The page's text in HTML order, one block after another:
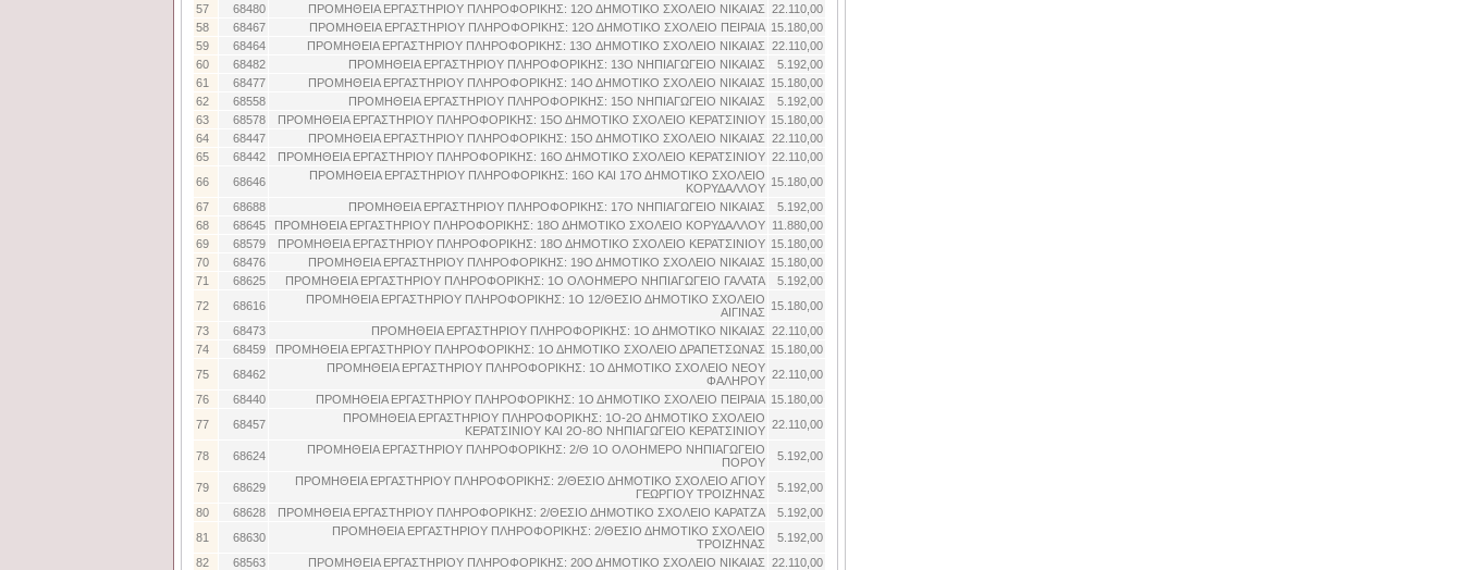
57
68480 ΠΡΟΜΗΘΕΙΑ ΕΡΓΑΣΤΗΡΙΟΥ ΠΛΗΡΟΦΟΡΙΚΗΣ: 12Ο ΔΗΜΟΤΙΚΟ ΣΧΟΛΕΙΟ ΝΙΚΑΙΑΣ 22.110,00
58
68467 ΠΡΟΜΗΘΕΙΑ ΕΡΓΑΣΤΗΡΙΟΥ ΠΛΗΡΟΦΟΡΙΚΗΣ: 12Ο ΔΗΜΟΤΙΚΟ ΣΧΟΛΕΙΟ ΠΕΙΡΑΙΑ 15.180,00
59
68464 ΠΡΟΜΗΘΕΙΑ ΕΡΓΑΣΤΗΡΙΟΥ ΠΛΗΡΟΦΟΡΙΚΗΣ: 13O ΔΗΜΟΤΙΚΟ ΣΧΟΛΕΙΟ ΝΙΚΑΙΑΣ 22.110,00
60
68482 ΠΡΟΜΗΘΕΙΑ ΕΡΓΑΣΤΗΡΙΟΥ ΠΛΗΡΟΦΟΡΙΚΗΣ: 13O ΝΗΠΙΑΓΩΓΕΙΟ ΝΙΚΑΙΑΣ
5.192,00
61
68477 ΠΡΟΜΗΘΕΙΑ ΕΡΓΑΣΤΗΡΙΟΥ ΠΛΗΡΟΦΟΡΙΚΗΣ: 14Ο ΔΗΜΟΤΙΚΟ ΣΧΟΛΕΙΟ ΝΙΚΑΙΑΣ 15.180,00
62
68558 ΠΡΟΜΗΘΕΙΑ ΕΡΓΑΣΤΗΡΙΟΥ ΠΛΗΡΟΦΟΡΙΚΗΣ: 15O ΝΗΠΙΑΓΩΓΕΙΟ ΝΙΚΑΙΑΣ
5.192,00
63
68578 ΠΡΟΜΗΘΕΙΑ ΕΡΓΑΣΤΗΡΙΟΥ ΠΛΗΡΟΦΟΡΙΚΗΣ: 15Ο ΔΗΜΟΤΙΚΟ ΣΧΟΛΕΙΟ ΚΕΡΑΤΣΙΝΙΟΥ 15.180,00
64
68447 ΠΡΟΜΗΘΕΙΑ ΕΡΓΑΣΤΗΡΙΟΥ ΠΛΗΡΟΦΟΡΙΚΗΣ: 15Ο ΔΗΜΟΤΙΚΟ ΣΧΟΛΕΙΟ ΝΙΚΑΙΑΣ 22.110,00
65
68442 ΠΡΟΜΗΘΕΙΑ ΕΡΓΑΣΤΗΡΙΟΥ ΠΛΗΡΟΦΟΡΙΚΗΣ: 16Ο ΔΗΜΟΤΙΚΟ ΣΧΟΛΕΙΟ ΚΕΡΑΤΣΙΝΙΟΥ 22.110,00
66
68646
ΠΡΟΜΗΘΕΙΑ ΕΡΓΑΣΤΗΡΙΟΥ ΠΛΗΡΟΦΟΡΙΚΗΣ: 16Ο ΚΑΙ 17Ο ΔΗΜΟΤΙΚΟ ΣΧΟΛΕΙΟ
ΚΟΡΥΔΑΛΛΟΥ 15.180,00
67
68688 ΠΡΟΜΗΘΕΙΑ ΕΡΓΑΣΤΗΡΙΟΥ ΠΛΗΡΟΦΟΡΙΚΗΣ: 17O ΝΗΠΙΑΓΩΓΕΙΟ ΝΙΚΑΙΑΣ
5.192,00
68
68645 ΠΡΟΜΗΘΕΙΑ ΕΡΓΑΣΤΗΡΙΟΥ ΠΛΗΡΟΦΟΡΙΚΗΣ: 18Ο ΔΗΜΟΤΙΚΟ ΣΧΟΛΕΙΟ ΚΟΡΥΔΑΛΛΟΥ 11.880,00
69
68579 ΠΡΟΜΗΘΕΙΑ ΕΡΓΑΣΤΗΡΙΟΥ ΠΛΗΡΟΦΟΡΙΚΗΣ: 18Ο ΔΗΜΟΤΙΚΟ ΣΧΟΛΕΙΟ ΚΕΡΑΤΣΙΝΙΟΥ 15.180,00
70
68476 ΠΡΟΜΗΘΕΙΑ ΕΡΓΑΣΤΗΡΙΟΥ ΠΛΗΡΟΦΟΡΙΚΗΣ: 19Ο ΔΗΜΟΤΙΚΟ ΣΧΟΛΕΙΟ ΝΙΚΑΙΑΣ 15.180,00
71
68625 ΠΡΟΜΗΘΕΙΑ ΕΡΓΑΣΤΗΡΙΟΥ ΠΛΗΡΟΦΟΡΙΚΗΣ: 1O ΟΛΟΗΜΕΡΟ ΝΗΠΙΑΓΩΓΕΙΟ ΓΑΛΑΤΑ
5.192,00
72
68616
ΠΡΟΜΗΘΕΙΑ ΕΡΓΑΣΤΗΡΙΟΥ ΠΛΗΡΟΦΟΡΙΚΗΣ: 1Ο 12/ΘΕΣΙΟ ΔΗΜΟΤΙΚΟ ΣΧΟΛΕΙΟ
ΑΙΓΙΝΑΣ 15.180,00
73
68473 ΠΡΟΜΗΘΕΙΑ ΕΡΓΑΣΤΗΡΙΟΥ ΠΛΗΡΟΦΟΡΙΚΗΣ: 1Ο ΔΗΜΟΤΙΚΟ ΝΙΚΑΙΑΣ 22.110,00
74
68459 ΠΡΟΜΗΘΕΙΑ ΕΡΓΑΣΤΗΡΙΟΥ ΠΛΗΡΟΦΟΡΙΚΗΣ: 1Ο ΔΗΜΟΤΙΚΟ ΣΧΟΛΕΙΟ ΔΡΑΠΕΤΣΩΝΑΣ 15.180,00
75
68462
ΠΡΟΜΗΘΕΙΑ ΕΡΓΑΣΤΗΡΙΟΥ ΠΛΗΡΟΦΟΡΙΚΗΣ: 1Ο ΔΗΜΟΤΙΚΟ ΣΧΟΛΕΙΟ ΝΕΟΥ
ΦΑΛΗΡΟΥ 22.110,00
76
68440 ΠΡΟΜΗΘΕΙΑ ΕΡΓΑΣΤΗΡΙΟΥ ΠΛΗΡΟΦΟΡΙΚΗΣ: 1Ο ΔΗΜΟΤΙΚΟ ΣΧΟΛΕΙΟ ΠΕΙΡΑΙΑ 15.180,00
77
68457
ΠΡΟΜΗΘΕΙΑ ΕΡΓΑΣΤΗΡΙΟΥ ΠΛΗΡΟΦΟΡΙΚΗΣ: 1Ο-2Ο ΔΗΜΟΤΙΚΟ ΣΧΟΛΕΙΟ
ΚΕΡΑΤΣΙΝΙΟΥ ΚΑΙ 2Ο-8Ο ΝΗΠΙΑΓΩΓΕΙΟ ΚΕΡΑΤΣΙΝΙΟΥ 22.110,00
78 68624
ΠΡΟΜΗΘΕΙΑ ΕΡΓΑΣΤΗΡΙΟΥ ΠΛΗΡΟΦΟΡΙΚΗΣ: 2/Θ 1Ο ΟΛΟΗΜΕΡΟ ΝΗΠΙΑΓΩΓΕΙΟ
ΠΟΡΟΥ
5.192,00
79 68629
ΠΡΟΜΗΘΕΙΑ ΕΡΓΑΣΤΗΡΙΟΥ ΠΛΗΡΟΦΟΡΙΚΗΣ: 2/ΘΕΣΙΟ ΔΗΜΟΤΙΚΟ ΣΧΟΛΕΙΟ ΑΓΙΟΥ
ΓΕΩΡΓΙΟΥ ΤΡΟΙΖΗΝΑΣ
5.192,00
80
68628 ΠΡΟΜΗΘΕΙΑ ΕΡΓΑΣΤΗΡΙΟΥ ΠΛΗΡΟΦΟΡΙΚΗΣ: 2/ΘΕΣΙΟ ΔΗΜΟΤΙΚΟ ΣΧΟΛΕΙΟ ΚΑΡΑΤΖΑ
5.192,00
81
68630
ΠΡΟΜΗΘΕΙΑ ΕΡΓΑΣΤΗΡΙΟΥ ΠΛΗΡΟΦΟΡΙΚΗΣ: 2/ΘΕΣΙΟ ΔΗΜΟΤΙΚΟ ΣΧΟΛΕΙΟ
ΤΡΟΙΖΗΝΑΣ
5.192,00
82
68563 ΠΡΟΜΗΘΕΙΑ ΕΡΓΑΣΤΗΡΙΟΥ ΠΛΗΡΟΦΟΡΙΚΗΣ: 20Ο ΔΗΜΟΤΙΚΟ ΣΧΟΛΕΙΟ ΝΙΚΑΙΑΣ 22.110,00